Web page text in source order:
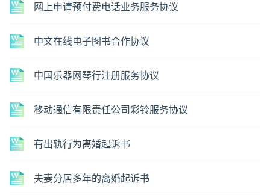
网上申请预付费电话业务服务协议
中文在线电子图书合作协议
中国乐器网琴行注册服务协议
移动通信有限责任公司彩铃服务协议
有出轨行为离婚起诉书
夫妻分居多年的离婚起诉书